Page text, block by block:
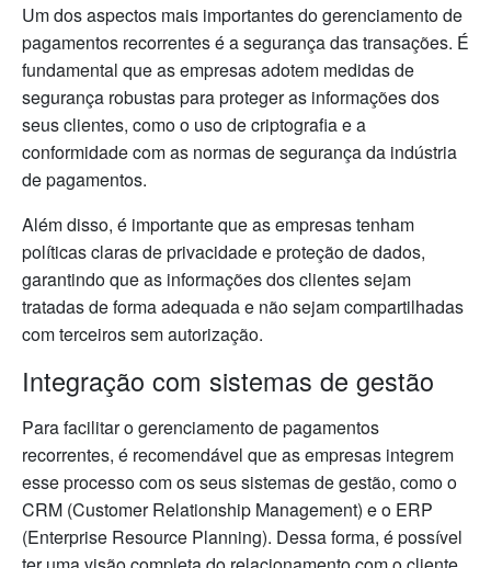
Um dos aspectos mais importantes do gerenciamento de
pagamentos recorrentes é a segurança das transações. É
fundamental que as empresas adotem medidas de
segurança robustas para proteger as informações dos
seus clientes, como o uso de criptografia e a
conformidade com as normas de segurança da indústria
de pagamentos.
Além disso, é importante que as empresas tenham
políticas claras de privacidade e proteção de dados,
garantindo que as informações dos clientes sejam
tratadas de forma adequada e não sejam compartilhadas
com terceiros sem autorização.
Integração com sistemas de gestão
Para facilitar o gerenciamento de pagamentos
recorrentes, é recomendável que as empresas integrem
esse processo com os seus sistemas de gestão, como o
CRM (Customer Relationship Management) e o ERP
(Enterprise Resource Planning). Dessa forma, é possível